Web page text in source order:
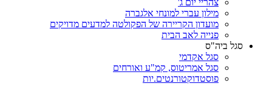
צהריי יום ג'
מילון עברי למונחי אלגברה
מועדון הקריירה של הפקולטה למדעים מדויקים
פנייה לאב הבית
סגל ביה"ס
סגל אקדמי
סגל אמריטוס, קמ"ע ואורחים
פוסטדוקטורנטים.יות